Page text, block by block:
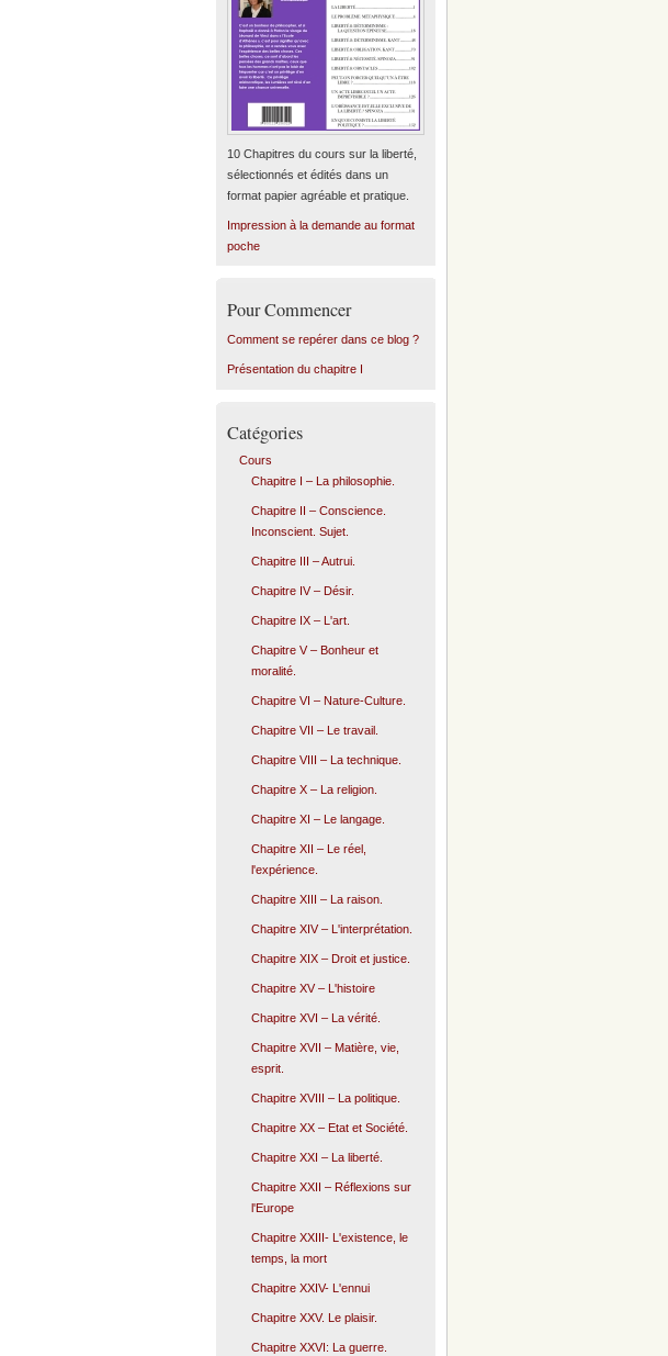
10 Chapitres du cours sur la liberté,
sélectionnés et édités dans un
format papier agréable et pratique.
Impression à la demande au format
poche
Pour Commencer
Comment se repérer dans ce blog ?
Présentation du chapitre I
Catégories
Cours
Chapitre I – La philosophie.
Chapitre II – Conscience.
Inconscient. Sujet.
Chapitre III – Autrui.
Chapitre IV – Désir.
Chapitre IX – L'art.
Chapitre V – Bonheur et
moralité.
Chapitre VI – Nature-Culture.
Chapitre VII – Le travail.
Chapitre VIII – La technique.
Chapitre X – La religion.
Chapitre XI – Le langage.
Chapitre XII – Le réel,
l'expérience.
Chapitre XIII – La raison.
Chapitre XIV – L'interprétation.
Chapitre XIX – Droit et justice.
Chapitre XV – L'histoire
Chapitre XVI – La vérité.
Chapitre XVII – Matière, vie,
esprit.
Chapitre XVIII – La politique.
Chapitre XX – Etat et Société.
Chapitre XXI – La liberté.
Chapitre XXII – Réflexions sur
l'Europe
Chapitre XXIII- L'existence, le
temps, la mort
Chapitre XXIV- L'ennui
Chapitre XXV. Le plaisir.
Chapitre XXVI: La guerre.